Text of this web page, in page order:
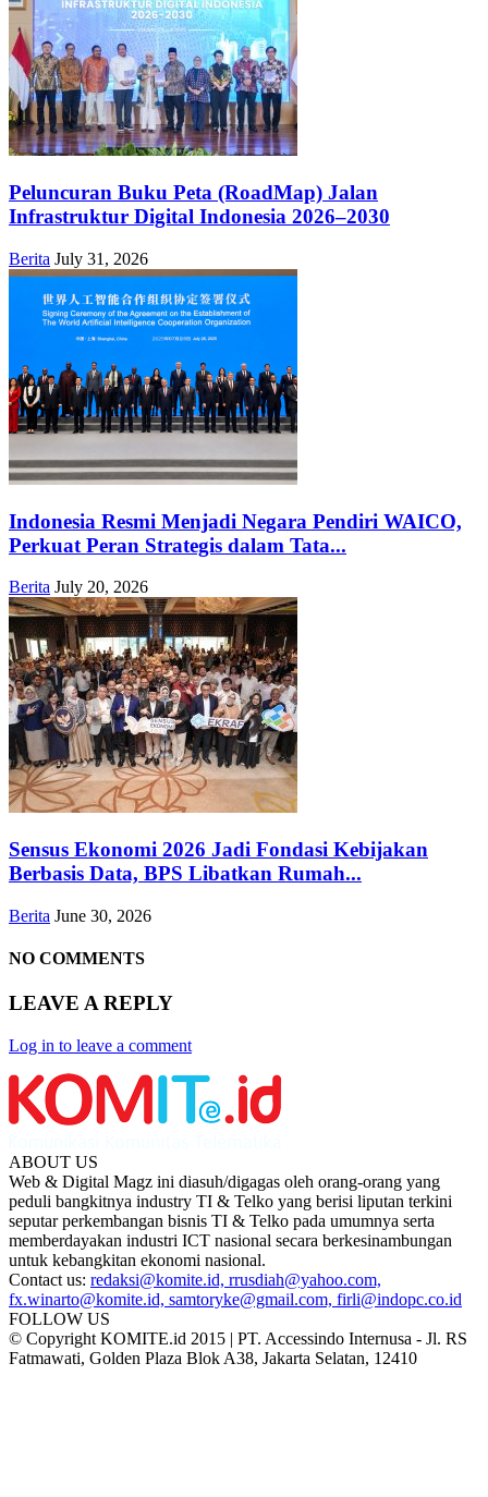
Peluncuran Buku Peta (RoadMap) Jalan
Infrastruktur Digital Indonesia 2026–2030
Berita July 31, 2026
Indonesia Resmi Menjadi Negara Pendiri WAICO,
Perkuat Peran Strategis dalam Tata...
Berita July 20, 2026
Sensus Ekonomi 2026 Jadi Fondasi Kebijakan
Berbasis Data, BPS Libatkan Rumah...
Berita June 30, 2026
NO COMMENTS
LEAVE A REPLY
Log in to leave a comment
ABOUT US
Web & Digital Magz ini diasuh/digagas oleh orang-orang yang
peduli bangkitnya industry TI & Telko yang berisi liputan terkini
seputar perkembangan bisnis TI & Telko pada umumnya serta
memberdayakan industri ICT nasional secara berkesinambungan
untuk kebangkitan ekonomi nasional.
Contact us: redaksi@komite.id, rrusdiah@yahoo.com,
fx.winarto@komite.id, samtoryke@gmail.com, firli@indopc.co.id
FOLLOW US
© Copyright KOMITE.id 2015 | PT. Accessindo Internusa - Jl. RS
Fatmawati, Golden Plaza Blok A38, Jakarta Selatan, 12410